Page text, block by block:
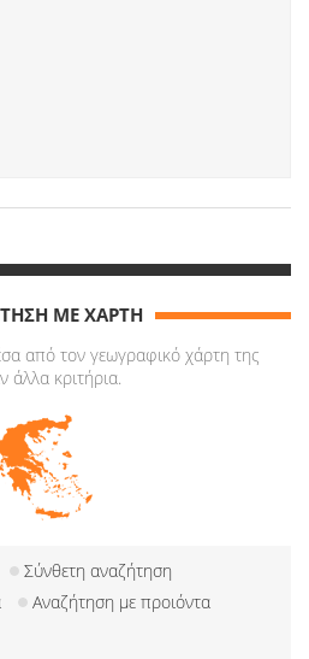
ΜΕ ΧΑΡΤΗ
από τον γεωγραφικό χάρτη της
άλλα κριτήρια.
Σύνθετη αναζήτηση
Αναζήτηση με προιόντα